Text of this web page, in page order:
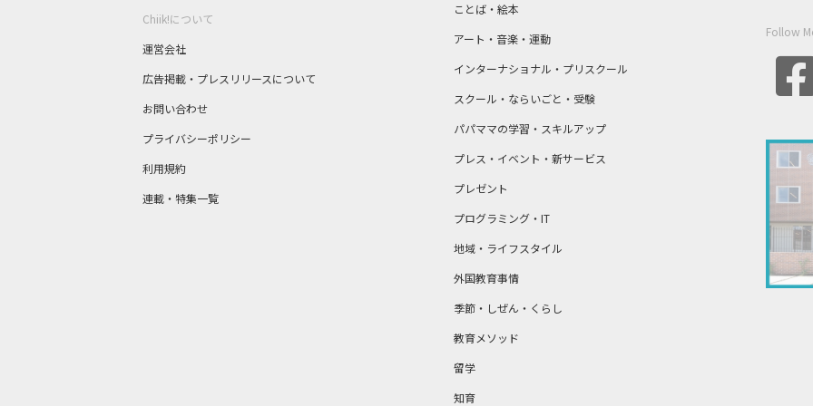
Chiik!について
運営会社
広告掲載・プレスリリースについて
お問い合わせ
プライバシーポリシー
利用規約
連載・特集一覧
ことば・絵本
アート・音楽・運動
インターナショナル・プリスクール
スクール・ならいごと・受験
パパママの学習・スキルアップ
プレス・イベント・新サービス
プレゼント
プログラミング・IT
地域・ライフスタイル
外国教育事情
季節・しぜん・くらし
教育メソッド
留学
知育
Follow